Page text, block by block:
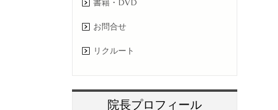
書籍・DVD
お問合せ
リクルート
院長プロフィール